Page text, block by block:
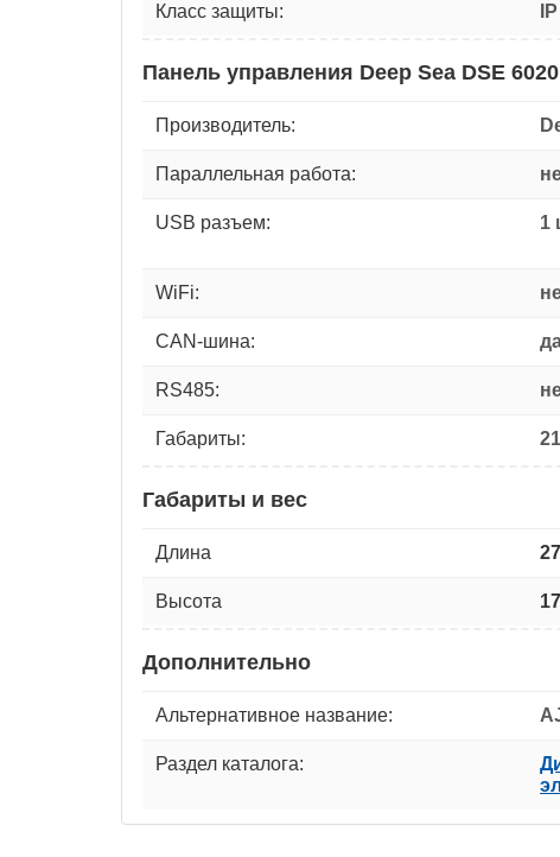
Класс защиты:
Панель управления Deep Sea DSE 6020
Производитель:
Параллельная работа:
USB разъем: 1
WiFi:
CAN-шина:
RS485:
Габариты:
Габариты и вес
Длина
Высота
Дополнительно
Альтернативное название:
Раздел каталога: